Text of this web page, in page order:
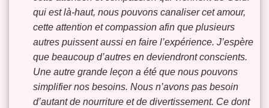
qui est là-haut, nous pouvons canaliser cet amour,
cette attention et compassion afin que plusieurs
autres puissent aussi en faire l’expérience. J’espère
que beaucoup d’autres en deviendront conscients.
Une autre grande leçon a été que nous pouvons
simplifier nos besoins. Nous n’avons pas besoin
d’autant de nourriture et de divertissement. Ce dont